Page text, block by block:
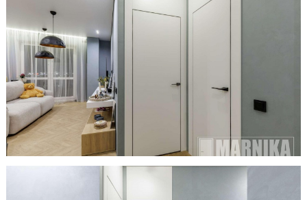
Онлайн-формат работы
Оплата
Рассрочка 0% (без банка)
Кредиты 4% от Беларусбанка
Карты рассрочек
О компании
Контакты и график работы
Сотрудничество